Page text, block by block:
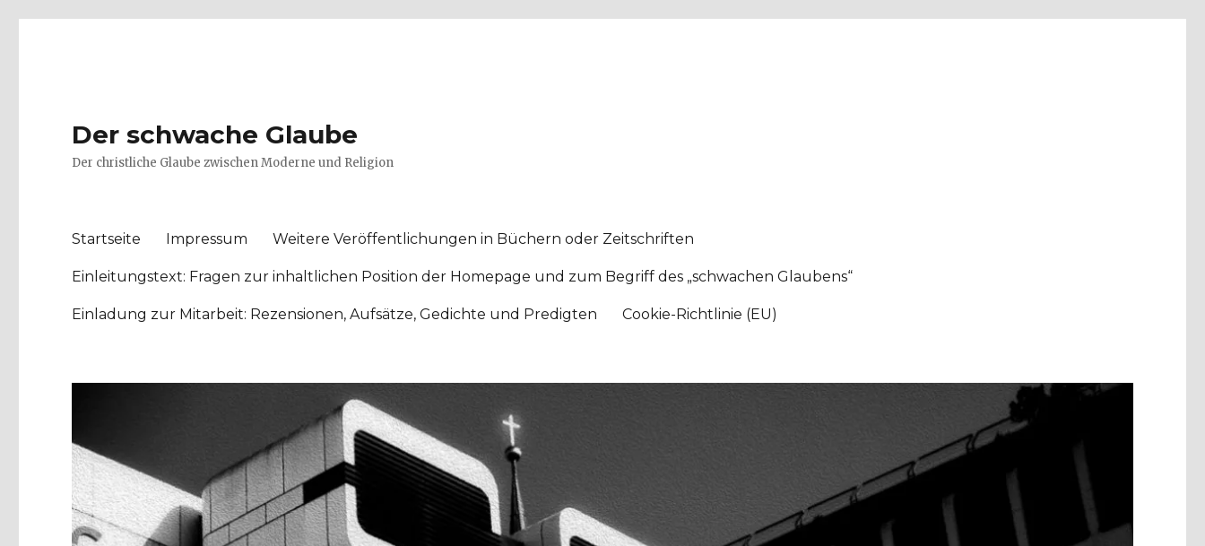
Der schwache Glaube
Der christliche Glaube zwischen Moderne und Religion
Startseite Impressum Weitere Veröffentlichungen in Büchern oder Zeitschriften
Einleitungstext: Fragen zur inhaltlichen Position der Homepage und zum Begriff des „schwachen Glaubens“
Einladung zur Mitarbeit: Rezensionen, Aufsätze, Gedichte und Predigten Cookie-Richtlinie (EU)